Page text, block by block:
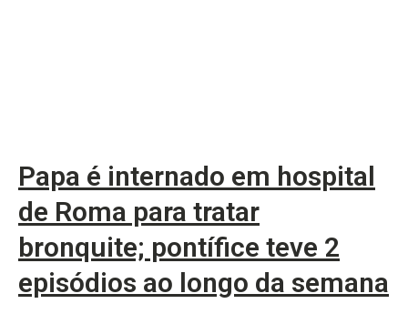
Papa é internado em hospital
de Roma para tratar
bronquite; pontífice teve 2
episódios ao longo da semana